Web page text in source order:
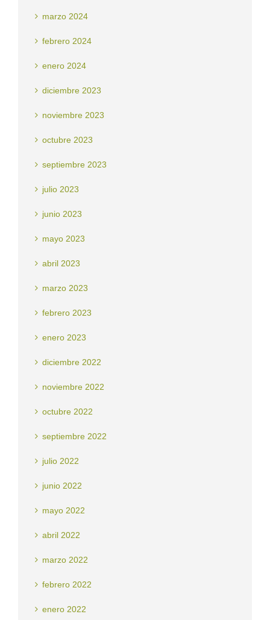
marzo 2024
febrero 2024
enero 2024
diciembre 2023
noviembre 2023
octubre 2023
septiembre 2023
julio 2023
junio 2023
mayo 2023
abril 2023
marzo 2023
febrero 2023
enero 2023
diciembre 2022
noviembre 2022
octubre 2022
septiembre 2022
julio 2022
junio 2022
mayo 2022
abril 2022
marzo 2022
febrero 2022
enero 2022